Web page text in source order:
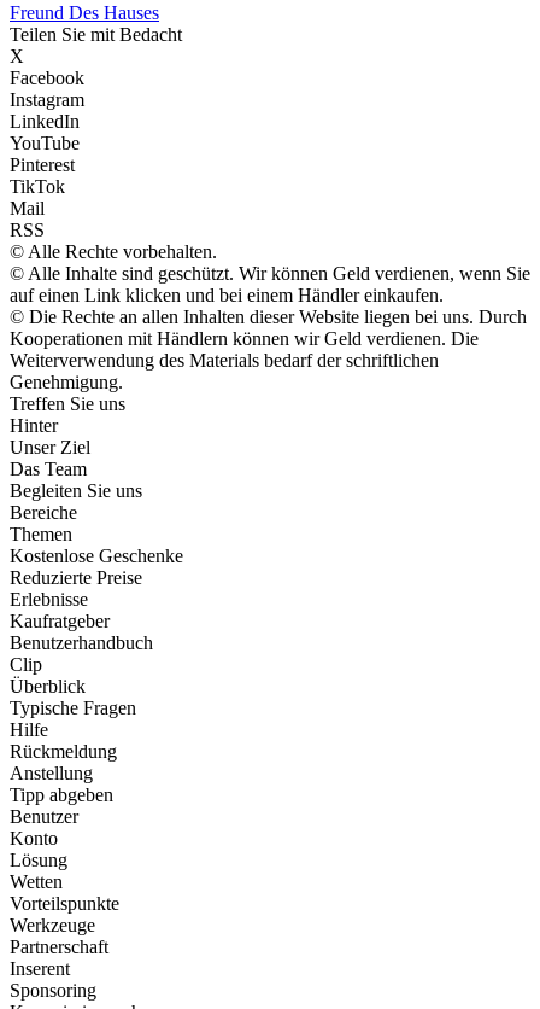
Freund Des Hauses
Teilen Sie mit Bedacht
X
Facebook
Instagram
LinkedIn
YouTube
Pinterest
TikTok
Mail
RSS
© Alle Rechte vorbehalten.
© Alle Inhalte sind geschützt. Wir können Geld verdienen, wenn Sie
auf einen Link klicken und bei einem Händler einkaufen.
© Die Rechte an allen Inhalten dieser Website liegen bei uns. Durch
Kooperationen mit Händlern können wir Geld verdienen. Die
Weiterverwendung des Materials bedarf der schriftlichen
Genehmigung.
Treffen Sie uns
Hinter
Unser Ziel
Das Team
Begleiten Sie uns
Bereiche
Themen
Kostenlose Geschenke
Reduzierte Preise
Erlebnisse
Kaufratgeber
Benutzerhandbuch
Clip
Überblick
Typische Fragen
Hilfe
Rückmeldung
Anstellung
Tipp abgeben
Benutzer
Konto
Lösung
Wetten
Vorteilspunkte
Werkzeuge
Partnerschaft
Inserent
Sponsoring